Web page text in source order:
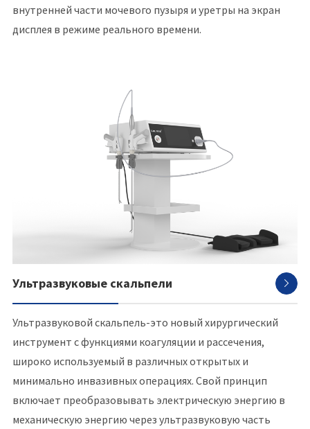
внутренней части мочевого пузыря и уретры на экран
дисплея в режиме реального времени.
Ультразвуковые скальпели 
Ультразвуковой скальпель-это новый хирургический
инструмент с функциями коагуляции и рассечения,
широко используемый в различных открытых и
минимально инвазивных операциях. Свой принцип
включает преобразовывать электрическую энергию в
механическую энергию через ультразвуковую часть